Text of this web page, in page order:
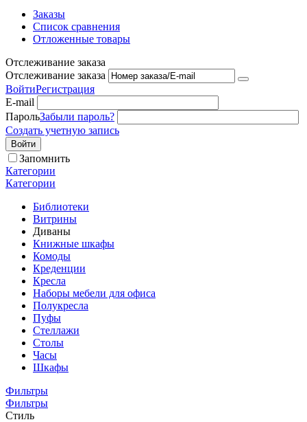
Заказы
Список сравнения
Отложенные товары
Отслеживание заказа
Отслеживание заказа
ВойтиРегистрация
E-mail
ПарольЗабыли пароль?
Создать учетную запись
Войти
Запомнить
Категории
Категории
Библиотеки
Витрины
Диваны
Книжные шкафы
Комоды
Креденции
Кресла
Наборы мебели для офиса
Полукресла
Пуфы
Стеллажи
Столы
Часы
Шкафы
Фильтры
Фильтры
Стиль